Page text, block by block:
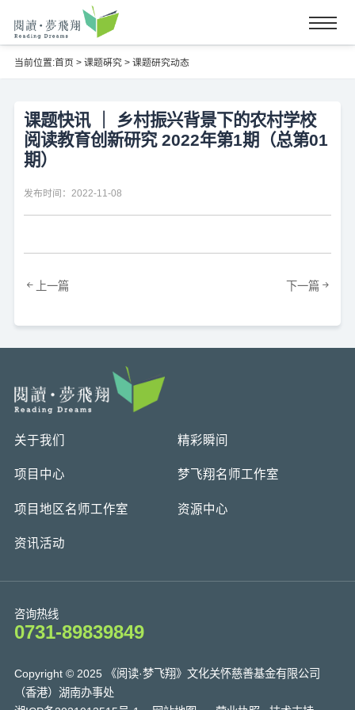
当前位置:首页 > 课题硏究> 课题研究动态
课题快讯 ｜ 乡村振兴背景下的农村学校
阅读教育创新研究 2022年第1期（总第01
期）
发布时间：2022-11-08
上一篇 下一篇
关于我们 精彩瞬间
项目中心 梦飞翔名师工作室
项目地区名师工作室 资源中心
资讯活动
咨询热线
0731-89839849
Copyright © 2025 《阅读·梦飞翔》文化关怀慈善基金有限公司
（香港）湖南办事处